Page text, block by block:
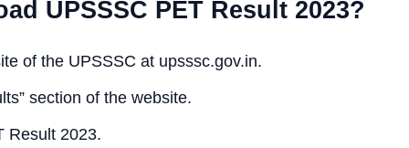
UPSSSC PET Result 2023?
of the UPSSSC at upsssc.gov.in.
section of the website.
Result 2023.